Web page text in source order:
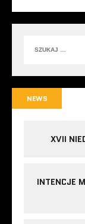
NEWS
XVII
INTENCJE